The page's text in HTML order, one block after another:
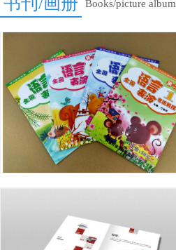
Books/picture album